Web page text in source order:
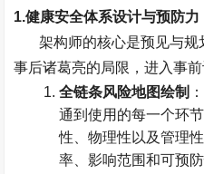
1.健康安全体系设计与预防
架构师的核心是预见与规
事后诸葛亮的局限，进入事前
全链条风险地图绘制
通到使用的每一个环
性、物理性以及管理
率、影响范围和可预防